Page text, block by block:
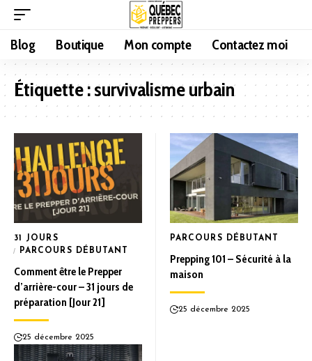
Blog Boutique Mon compte Contactez moi
Étiquette :survivalisme urbain
31 JOURS
PARCOURS DÉBUTANT
Comment être le Prepper
d’arrière-cour – 31 jours de
préparation [Jour 21]
25 décembre 2025
PARCOURS DÉBUTANT
Prepping 101 – Sécurité à la
maison
25 décembre 2025